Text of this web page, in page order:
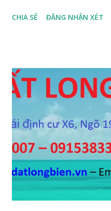
4 tầng, diện tích mặt bằng
trung gian, Môi giới và
CHIA SẺ ĐĂNG NHẬN XÉT